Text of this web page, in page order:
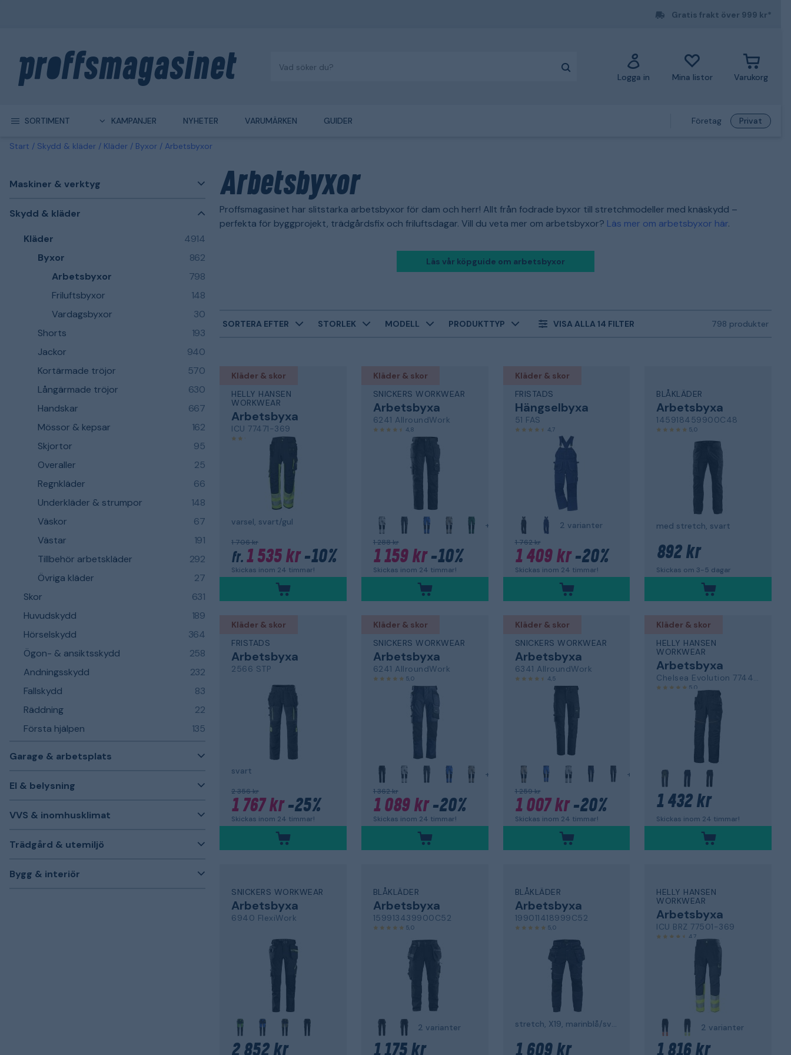
Gratis frakt över 999 kr*
Logga in Mina listor Varukorg
SORTIMENT KAMPANJER NYHETER VARUMÄRKEN GUIDER Företag Privat
Start Skydd & kläder Kläder Byxor Arbetsbyxor
Maskiner & verktyg
Skydd & kläder
Kläder
4914
Byxor
862
Arbetsbyxor
798
Friluftsbyxor
148
Vardagsbyxor
30
Shorts
193
Jackor
940
Kortärmade tröjor
570
Långärmade tröjor
630
Handskar
667
Mössor & kepsar
162
Skjortor
95
Overaller
25
Regnkläder
66
Underkläder & strumpor
148
Väskor
67
Västar
191
Tillbehör arbetskläder
292
Övriga kläder
27
Skor
631
Huvudskydd
189
Hörselskydd
364
Ögon- & ansiktsskydd
258
Andningsskydd
232
Fallskydd
83
Räddning
22
Första hjälpen
135
Garage & arbetsplats
El & belysning
VVS & inomhusklimat
Trädgård & utemiljö
Bygg & interiör
Arbetsbyxor
Proffsmagasinet har slitstarka arbetsbyxor för dam och herr! Allt från fodrade byxor till stretchmodeller med knäskydd –
perfekta för byggprojekt, trädgårdsfix och friluftsdagar. Vill du veta mer om arbetsbyxor? Läs mer om arbetsbyxor här.
Läs vår köpguide om arbetsbyxor
SORTERA EFTER STORLEK MODELL PRODUKTTYP VISA ALLA 14 FILTER 798 produkter
Kläder & skor
HELLY HANSEN
WORKWEAR
Arbetsbyxa
ICU 77471-369
4,6
varsel, svart/gul
1 706 kr
fr. 1 535 kr-10%
Skickas inom 24 timmar!
Kläder & skor
SNICKERS WORKWEAR
Arbetsbyxa
6241 AllroundWork
4,8
+
1 288 kr
1 159 kr-10%
Skickas inom 24 timmar!
Kläder & skor
FRISTADS
Hängselbyxa
51 FAS
4,7
2 varianter
1 762 kr
1 409 kr-20%
Skickas inom 24 timmar!
BLÅKLÄDER
Arbetsbyxa
145918459900C48
5,0
med stretch, svart
892 kr
Skickas om 3-5 dagar
Kläder & skor
FRISTADS
Arbetsbyxa
2566 STP
svart
2 356 kr
1 767 kr-25%
Skickas inom 24 timmar!
Kläder & skor
SNICKERS WORKWEAR
Arbetsbyxa
6241 AllroundWork
5,0
+
1 362 kr
1 089 kr-20%
Skickas inom 24 timmar!
Kläder & skor
SNICKERS WORKWEAR
Arbetsbyxa
6341 AllroundWork
4,5
+
1 259 kr
1 007 kr-20%
Skickas inom 24 timmar!
Kläder & skor
HELLY HANSEN
WORKWEAR
Arbetsbyxa
Chelsea Evolution 77441-992
5,0
1 432 kr
Skickas inom 24 timmar!
SNICKERS WORKWEAR
Arbetsbyxa
6940 FlexiWork
BLÅKLÄDER
Arbetsbyxa
159913439900C52
5,0
2 varianter
BLÅKLÄDER
Arbetsbyxa
199011418999C52
5,0
stretch, X19, marinblå/svart
HELLY HANSEN
WORKWEAR
Arbetsbyxa
ICU BRZ 77501-369
4,7
2 varianter